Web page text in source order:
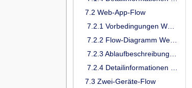
7.2 Web-App-Flow
7.3 Zwei-Geräte-Flow